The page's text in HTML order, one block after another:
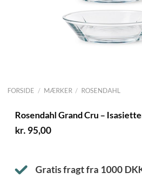
FORSIDE / MÆRKER / ROSENDAHL
Rosendahl Grand Cru –
kr. 95,00
Gratis fragt fra 1000